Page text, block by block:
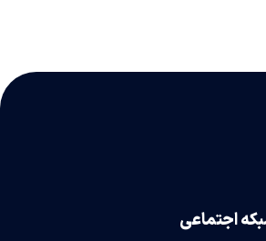
اجتماعی